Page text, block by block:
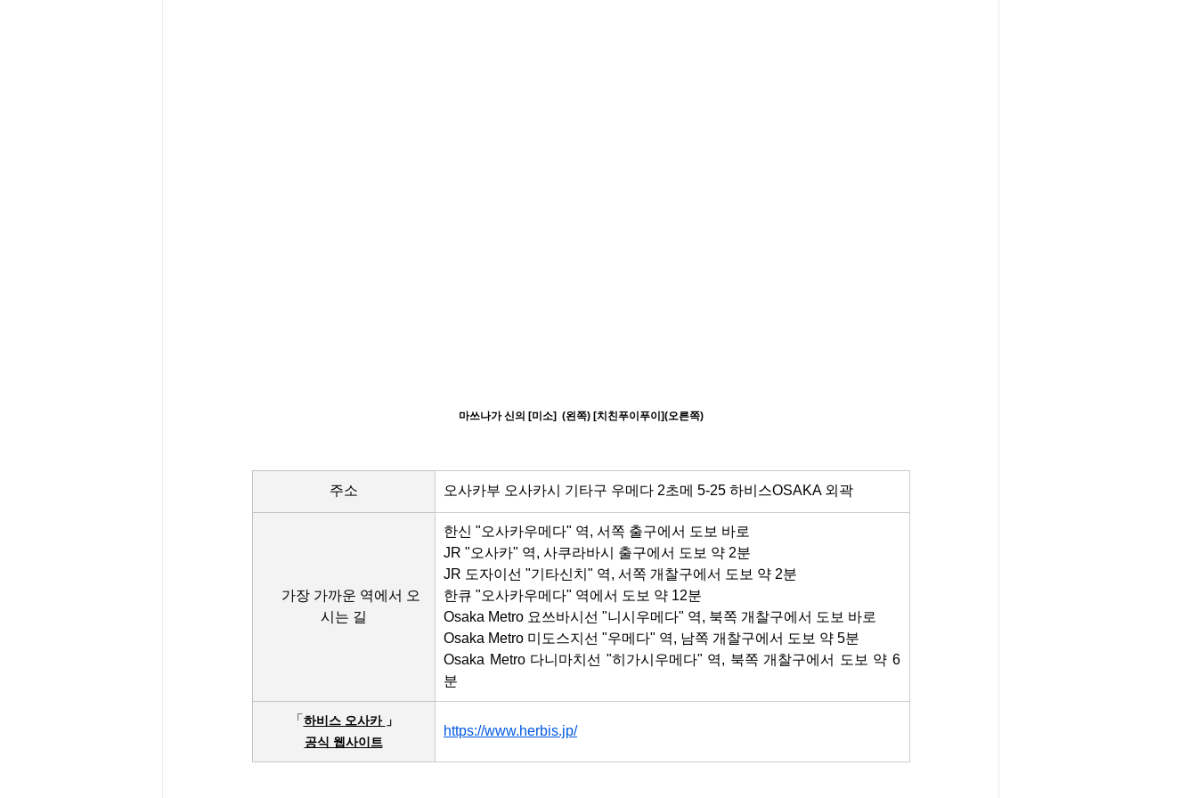
마쓰나가 신의 [미소]  (왼쪽) [치친푸이푸이](오른쪽)
주소 오사카부 오사카시 기타구 우메다 2초메 5-25 하비스OSAKA 외곽
가장 가까운 역에서 오
시는 길
한신 "오사카우메다" 역, 서쪽 출구에서 도보 바로
JR "오사카" 역, 사쿠라바시 출구에서 도보 약 2분
JR 도자이선 "기타신치" 역, 서쪽 개찰구에서 도보 약 2분
한큐 "오사카우메다" 역에서 도보 약 12분
Osaka Metro 요쓰바시선 "니시우메다" 역, 북쪽 개찰구에서 도보 바로
Osaka Metro 미도스지선 "우메다" 역, 남쪽 개찰구에서 도보 약 5분
Osaka Metro 다니마치선 "히가시우메다" 역, 북쪽 개찰구에서 도보 약 6
분
「 하비스 오사카 」
공식 웹사이트
https://www.herbis.jp/